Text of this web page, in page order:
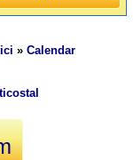
»Calendar